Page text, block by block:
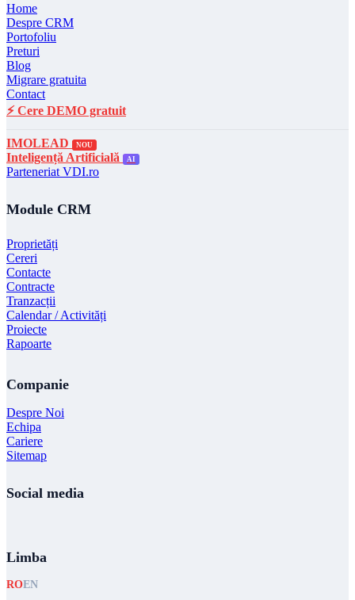
Home
Despre CRM
Portofoliu
Preturi
Blog
Migrare gratuita
Contact
⚡ Cere DEMO gratuit
IMOLEAD NOU
Inteligență Artificială AI
Parteneriat VDI.ro
Module CRM
Proprietăți
Cereri
Contacte
Contracte
Tranzacții
Calendar / Activități
Proiecte
Rapoarte
Companie
Despre Noi
Echipa
Cariere
Sitemap
Social media
Limba
ROEN